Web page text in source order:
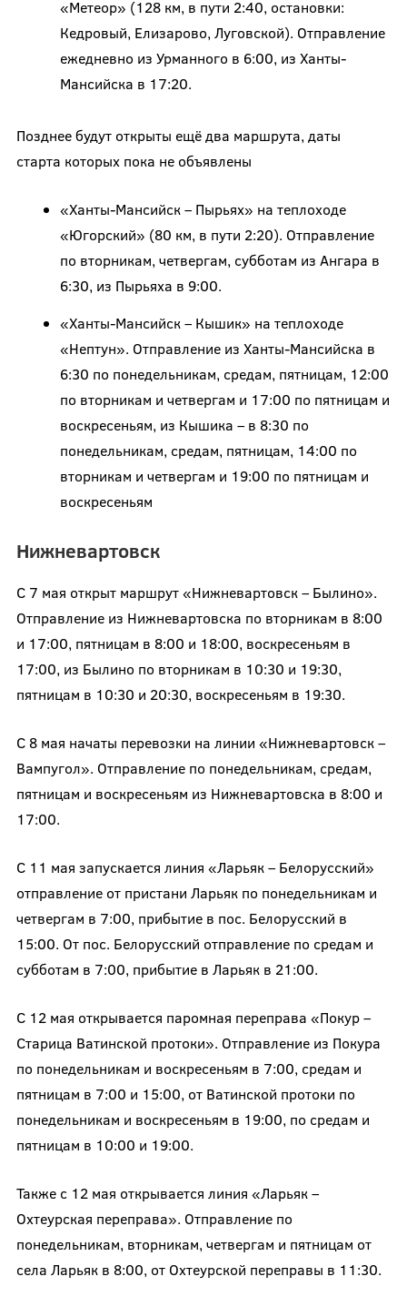
«Метеор» (128 км, в пути 2:40, остановки:
Кедровый, Елизарово, Луговской). Отправление
ежедневно из Урманного в 6:00, из Ханты-
Мансийска в 17:20.
Позднее будут открыты ещё два маршрута, даты
старта которых пока не объявлены
«Ханты-Мансийск – Пырьях» на теплоходе
«Югорский» (80 км, в пути 2:20). Отправление
по вторникам, четвергам, субботам из Ангара в
6:30, из Пырьяха в 9:00.
«Ханты-Мансийск – Кышик» на теплоходе
«Нептун». Отправление из Ханты-Мансийска в
6:30 по понедельникам, средам, пятницам, 12:00
по вторникам и четвергам и 17:00 по пятницам и
воскресеньям, из Кышика – в 8:30 по
понедельникам, средам, пятницам, 14:00 по
вторникам и четвергам и 19:00 по пятницам и
воскресеньям
Нижневартовск
С 7 мая открыт маршрут «Нижневартовск – Былино».
Отправление из Нижневартовска по вторникам в 8:00
и 17:00, пятницам в 8:00 и 18:00, воскресеньям в
17:00, из Былино по вторникам в 10:30 и 19:30,
пятницам в 10:30 и 20:30, воскресеньям в 19:30.
С 8 мая начаты перевозки на линии «Нижневартовск –
Вампугол». Отправление по понедельникам, средам,
пятницам и воскресеньям из Нижневартовска в 8:00 и
17:00.
С 11 мая запускается линия «Ларьяк – Белорусский»
отправление от пристани Ларьяк по понедельникам и
четвергам в 7:00, прибытие в пос. Белорусский в
15:00. От пос. Белорусский отправление по средам и
субботам в 7:00, прибытие в Ларьяк в 21:00.
С 12 мая открывается паромная переправа «Покур –
Старица Ватинской протоки». Отправление из Покура
по понедельникам и воскресеньям в 7:00, средам и
пятницам в 7:00 и 15:00, от Ватинской протоки по
понедельникам и воскресеньям в 19:00, по средам и
пятницам в 10:00 и 19:00.
Также с 12 мая открывается линия «Ларьяк –
Охтеурская переправа». Отправление по
понедельникам, вторникам, четвергам и пятницам от
села Ларьяк в 8:00, от Охтеурской переправы в 11:30.